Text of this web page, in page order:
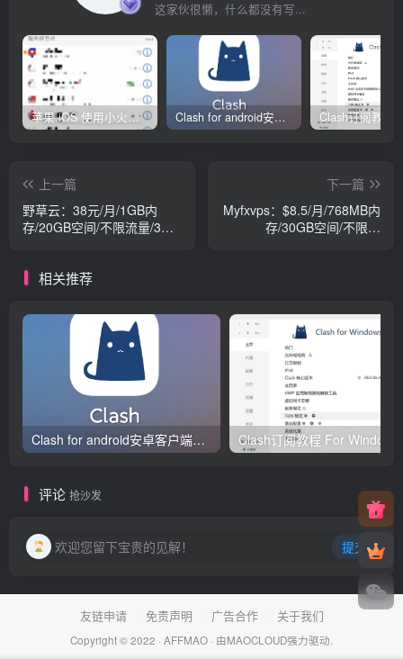
这家伙很懒，什么都没有写...
苹果 iOS 使用小火箭(shadowrocket)新手教程 Clash for android安卓客户端保姆级新手使用教程
上一篇
野草云：38元/月/1GB内
存/20GB空间/不限流量/3
下一篇
Myfxvps：$8.5/月/768MB内
存/30GB空间/不限流
相关推荐
Clash for android安卓客户端保姆级新手使用教程
评论 抢沙发
欢迎您留下宝贵的见解！ 提交
友链申请 免责声明 广告合作 关于我们
Copyright © 2022 · AFFMAO · 由MAOCLOUD强力驱动.